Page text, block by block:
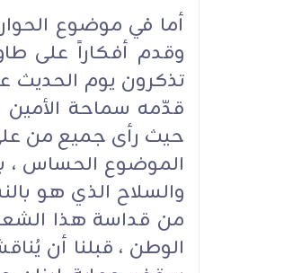
أما في موضوع الحوار
وقدم أفكاراً على
تذكرون يوم الحديث
قدّمه سماحة الأمين
حيث رأى جميع من
الموضوع الحساس ،
والسلاح الذي هو
من قداسة هذا
الوطن ، قبلنا أن